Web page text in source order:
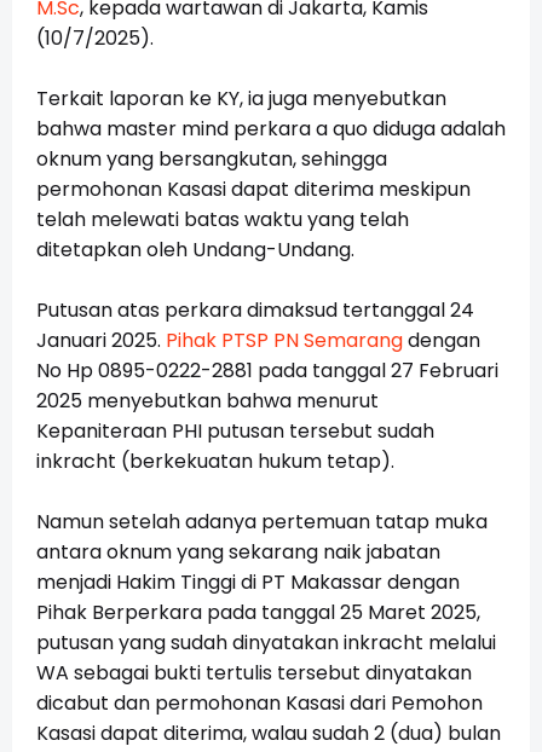
M.Sc, kepada wartawan di Jakarta, Kamis
(10/7/2025).
Terkait laporan ke KY, ia juga menyebutkan
bahwa master mind perkara a quo diduga adalah
oknum yang bersangkutan, sehingga
permohonan Kasasi dapat diterima meskipun
telah melewati batas waktu yang telah
ditetapkan oleh Undang-Undang.
Putusan atas perkara dimaksud tertanggal 24
Januari 2025. Pihak PTSP PN Semarangdengan
No Hp 0895-0222-2881 pada tanggal 27 Februari
2025 menyebutkan bahwa menurut
Kepaniteraan PHI putusan tersebut sudah
inkracht (berkekuatan hukum tetap).
Namun setelah adanya pertemuan tatap muka
antara oknum yang sekarang naik jabatan
menjadi Hakim Tinggi di PT Makassar dengan
Pihak Berperkara pada tanggal 25 Maret 2025,
putusan yang sudah dinyatakan inkracht melalui
WA sebagai bukti tertulis tersebut dinyatakan
dicabut dan permohonan Kasasi dari Pemohon
Kasasi dapat diterima, walau sudah 2 (dua) bulan